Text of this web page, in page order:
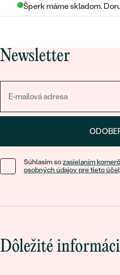
Šperk máme skladom.
Newsletter
Súhlasím sozasielaním
osobných údajov pre tieto
Dôležité